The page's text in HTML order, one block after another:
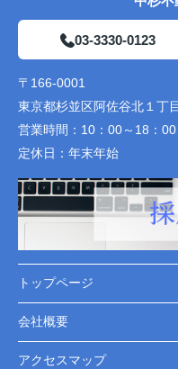
03-3330-0123
〒166-0001
東京都杉並区阿佐谷北１丁
営業時間： 10：00～18：00
定休日： 年末年始
トップページ
会社概要
アクセスマップ